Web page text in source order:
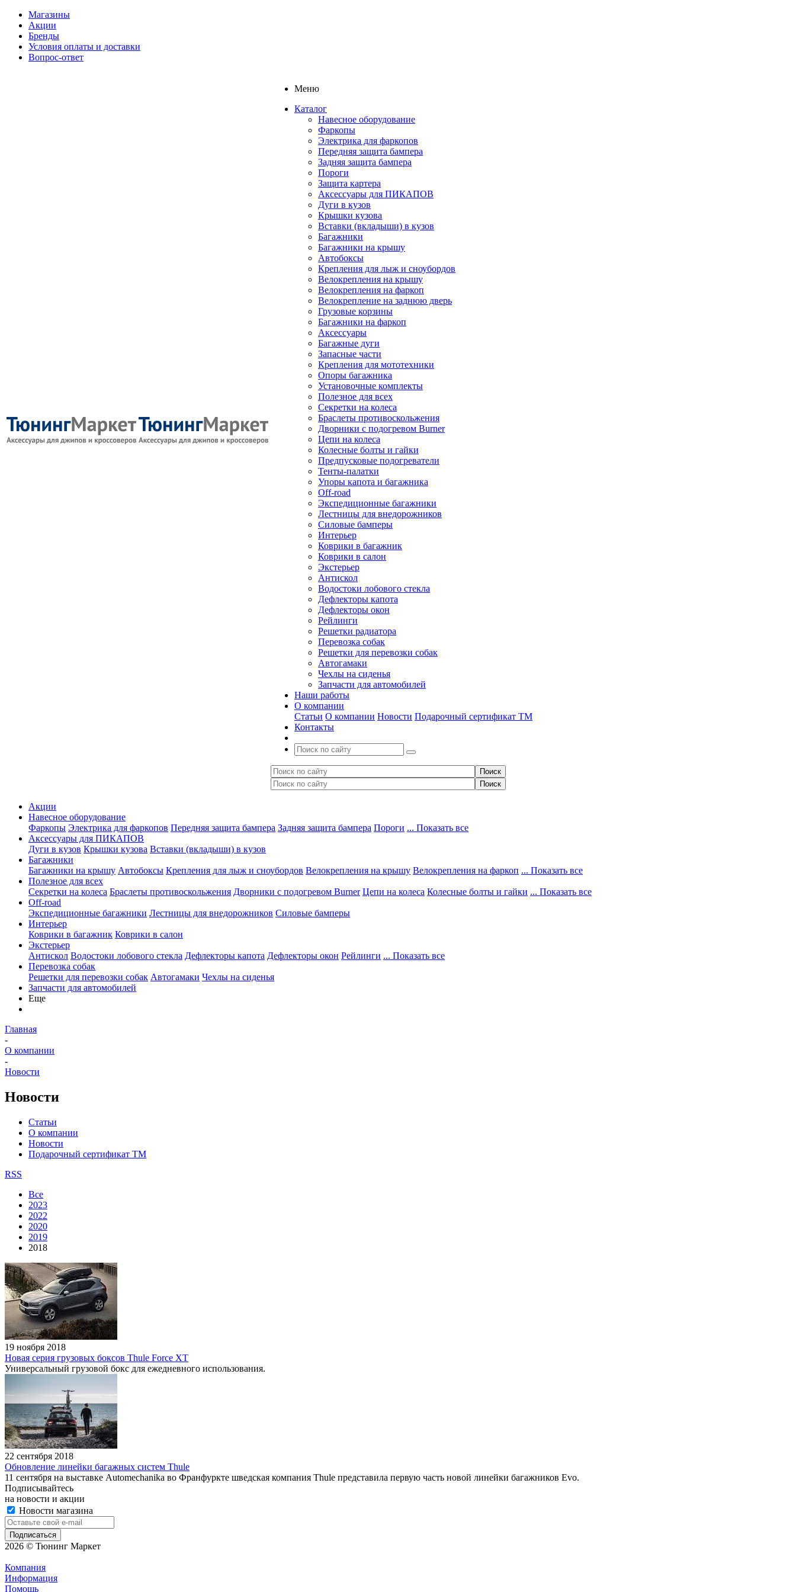
Магазины
Акции
Бренды
Условия оплаты и доставки
Вопрос-ответ
Меню
Каталог
Навесное оборудование
Фаркопы
Электрика для фаркопов
Передняя защита бампера
Задняя защита бампера
Пороги
Защита картера
Аксессуары для ПИКАПОВ
Дуги в кузов
Крышки кузова
Вставки (вкладыши) в кузов
Багажники
Багажники на крышу
Автобоксы
Крепления для лыж и сноубордов
Велокрепления на крышу
Велокрепления на фаркоп
Велокрепление на заднюю дверь
Грузовые корзины
Багажники на фаркоп
Аксессуары
Багажные дуги
Запасные части
Крепления для мототехники
Опоры багажника
Установочные комплекты
Полезное для всех
Секретки на колеса
Браслеты противоскольжения
Дворники с подогревом Burner
Цепи на колеса
Колесные болты и гайки
Предпусковые подогреватели
Тенты-палатки
Упоры капота и багажника
Off-road
Экспедиционные багажники
Лестницы для внедорожников
Силовые бамперы
Интерьер
Коврики в багажник
Коврики в салон
Экстерьер
Антискол
Водостоки лобового стекла
Дефлекторы капота
Дефлекторы окон
Рейлинги
Решетки радиатора
Перевозка собак
Решетки для перевозки собак
Автогамаки
Чехлы на сиденья
Запчасти для автомобилей
Наши работы
О компании
Статьи О компании Новости Подарочный сертификат ТМ
Контакты
Акции
Навесное оборудование
Фаркопы Электрика для фаркопов Передняя защита бампера Задняя защита бампера Пороги ... Показать все
Аксессуары для ПИКАПОВ
Дуги в кузов Крышки кузова Вставки (вкладыши) в кузов
Багажники
Багажники на крышу Автобоксы Крепления для лыж и сноубордов Велокрепления на крышу Велокрепления на фаркоп ... Показать все
Полезное для всех
Секретки на колеса Браслеты противоскольжения Дворники с подогревом Burner Цепи на колеса Колесные болты и гайки ... Показать все
Off-road
Экспедиционные багажники Лестницы для внедорожников Силовые бамперы
Интерьер
Коврики в багажник Коврики в салон
Экстерьер
Антискол Водостоки лобового стекла Дефлекторы капота Дефлекторы окон Рейлинги ... Показать все
Перевозка собак
Решетки для перевозки собак Автогамаки Чехлы на сиденья
Запчасти для автомобилей
Еще
Главная
-
О компании
-
Новости
Новости
Статьи
О компании
Новости
Подарочный сертификат ТМ
RSS
Все
2023
2022
2020
2019
2018
19 ноября 2018
Новая серия грузовых боксов Thule Force XT
Универсальный грузовой бокс для ежедневного использования.
22 сентября 2018
Обновление линейки багажных систем Thule
11 сентября на выставке Automechanika во Франфуркте шведская компания Thule представила первую часть новой линейки багажников Evo.
Подписывайтесь
на новости и акции
Новости магазина
2026 © Тюнинг Маркет
Компания
Информация
Помощь